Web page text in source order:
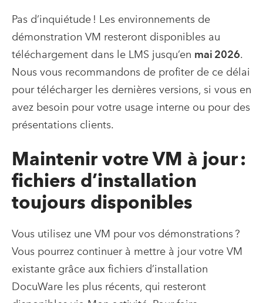
Pas d’inquiétude ! Les environnements de
démonstration VM resteront disponibles au
téléchargement dans le LMS jusqu’en mai 2026.
Nous vous recommandons de profiter de ce délai
pour télécharger les dernières versions, si vous en
avez besoin pour votre usage interne ou pour des
présentations clients.
Maintenir votre VM à jour :
fichiers d’installation
toujours disponibles
Vous utilisez une VM pour vos démonstrations ?
Vous pourrez continuer à mettre à jour votre VM
existante grâce aux fichiers d’installation
DocuWare les plus récents, qui resteront